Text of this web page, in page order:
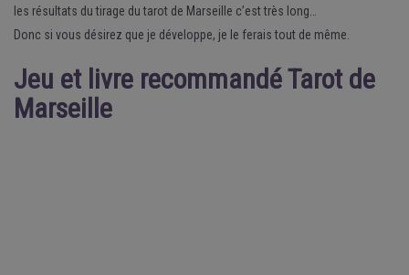
les résultats du tirage du tarot de Marseille c’est très long…
Donc si vous désirez que je développe, je le ferais tout de même.
Jeu et livre recommandé Tarot de
Marseille